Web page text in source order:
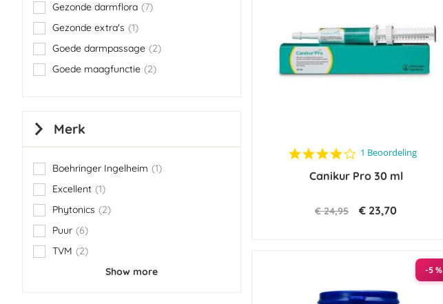
4.0
rating
1 Beoordeling
Canikur Pro 30 ml
€ 24,95 € 23,70
-5 %
Gezonde darmflora 7
items
Gezonde extra's
1
item
Goede darmpassage
2
items
Goede maagfunctie
2
items
Merk
Boehringer Ingelheim 1
item
Excellent 1
item
Phytonics
2
items
Puur
6
items
TVM
2
items
Show more